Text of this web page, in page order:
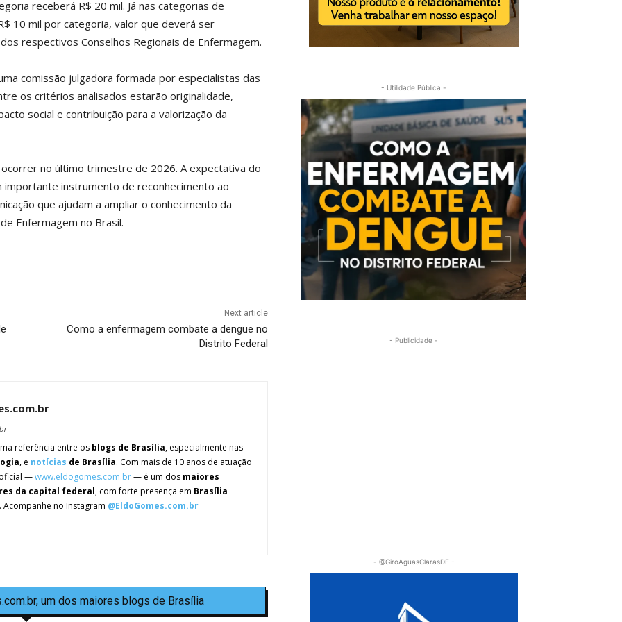
receberá R$ 20 mil. Já nas categorias de
10 mil por categoria, valor que deverá ser
respectivos Conselhos Regionais de Enfermagem.
comissão julgadora formada por especialistas das
os critérios analisados estarão originalidade,
social e contribuição para a valorização da
no último trimestre de 2026. A expectativa do
importante instrumento de reconhecimento ao
que ajudam a ampliar o conhecimento da
Enfermagem no Brasil.
Next article
Como a enfermagem combate a dengue no
Distrito Federal
referência entre os blogs de Brasília, especialmente nas
, e notícias de Brasília. Com mais de 10 anos de atuação
—www.eldogomes.com.br— é um dos maiores
da capital federal, com forte presença em Brasília
. Acompanhe no Instagram @EldoGomes.com.br
um dos maiores blogs de Brasília
- Utilidade Pública -
- Publicidade -
- @GiroAguasClarasDF -